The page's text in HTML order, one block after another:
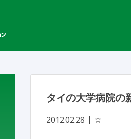
タイの大学病院の
2012.02.28 ☆